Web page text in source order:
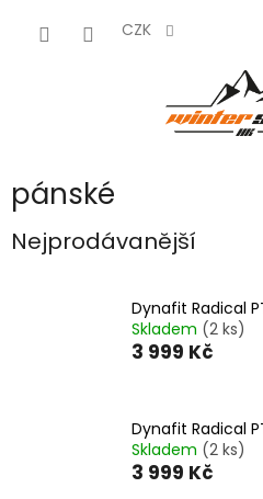
CZK
pánské
Nejprodávanější
Dynafit Radical
Skladem (2 ks)
3 999 Kč
Dynafit Radical
Skladem (2 ks)
3 999 Kč